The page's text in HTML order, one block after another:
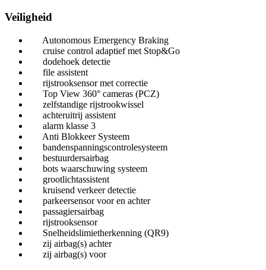
Veiligheid
Autonomous Emergency Braking
cruise control adaptief met Stop&Go
dodehoek detectie
file assistent
rijstrooksensor met correctie
Top View 360° cameras (PCZ)
zelfstandige rijstrookwissel
achteruitrij assistent
alarm klasse 3
Anti Blokkeer Systeem
bandenspanningscontrolesysteem
bestuurdersairbag
bots waarschuwing systeem
grootlichtassistent
kruisend verkeer detectie
parkeersensor voor en achter
passagiersairbag
rijstrooksensor
Snelheidslimietherkenning (QR9)
zij airbag(s) achter
zij airbag(s) voor